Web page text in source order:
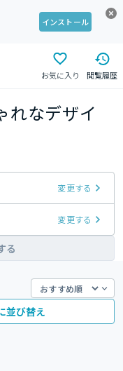
インストール
お気に入り 閲覧履歴
れなデザイ
変更する
変更する
る
並び替え